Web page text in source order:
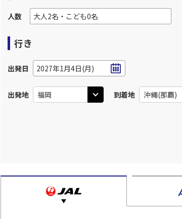
人数
行き
出発日 2027年1月4日(月)
出発地 到着地